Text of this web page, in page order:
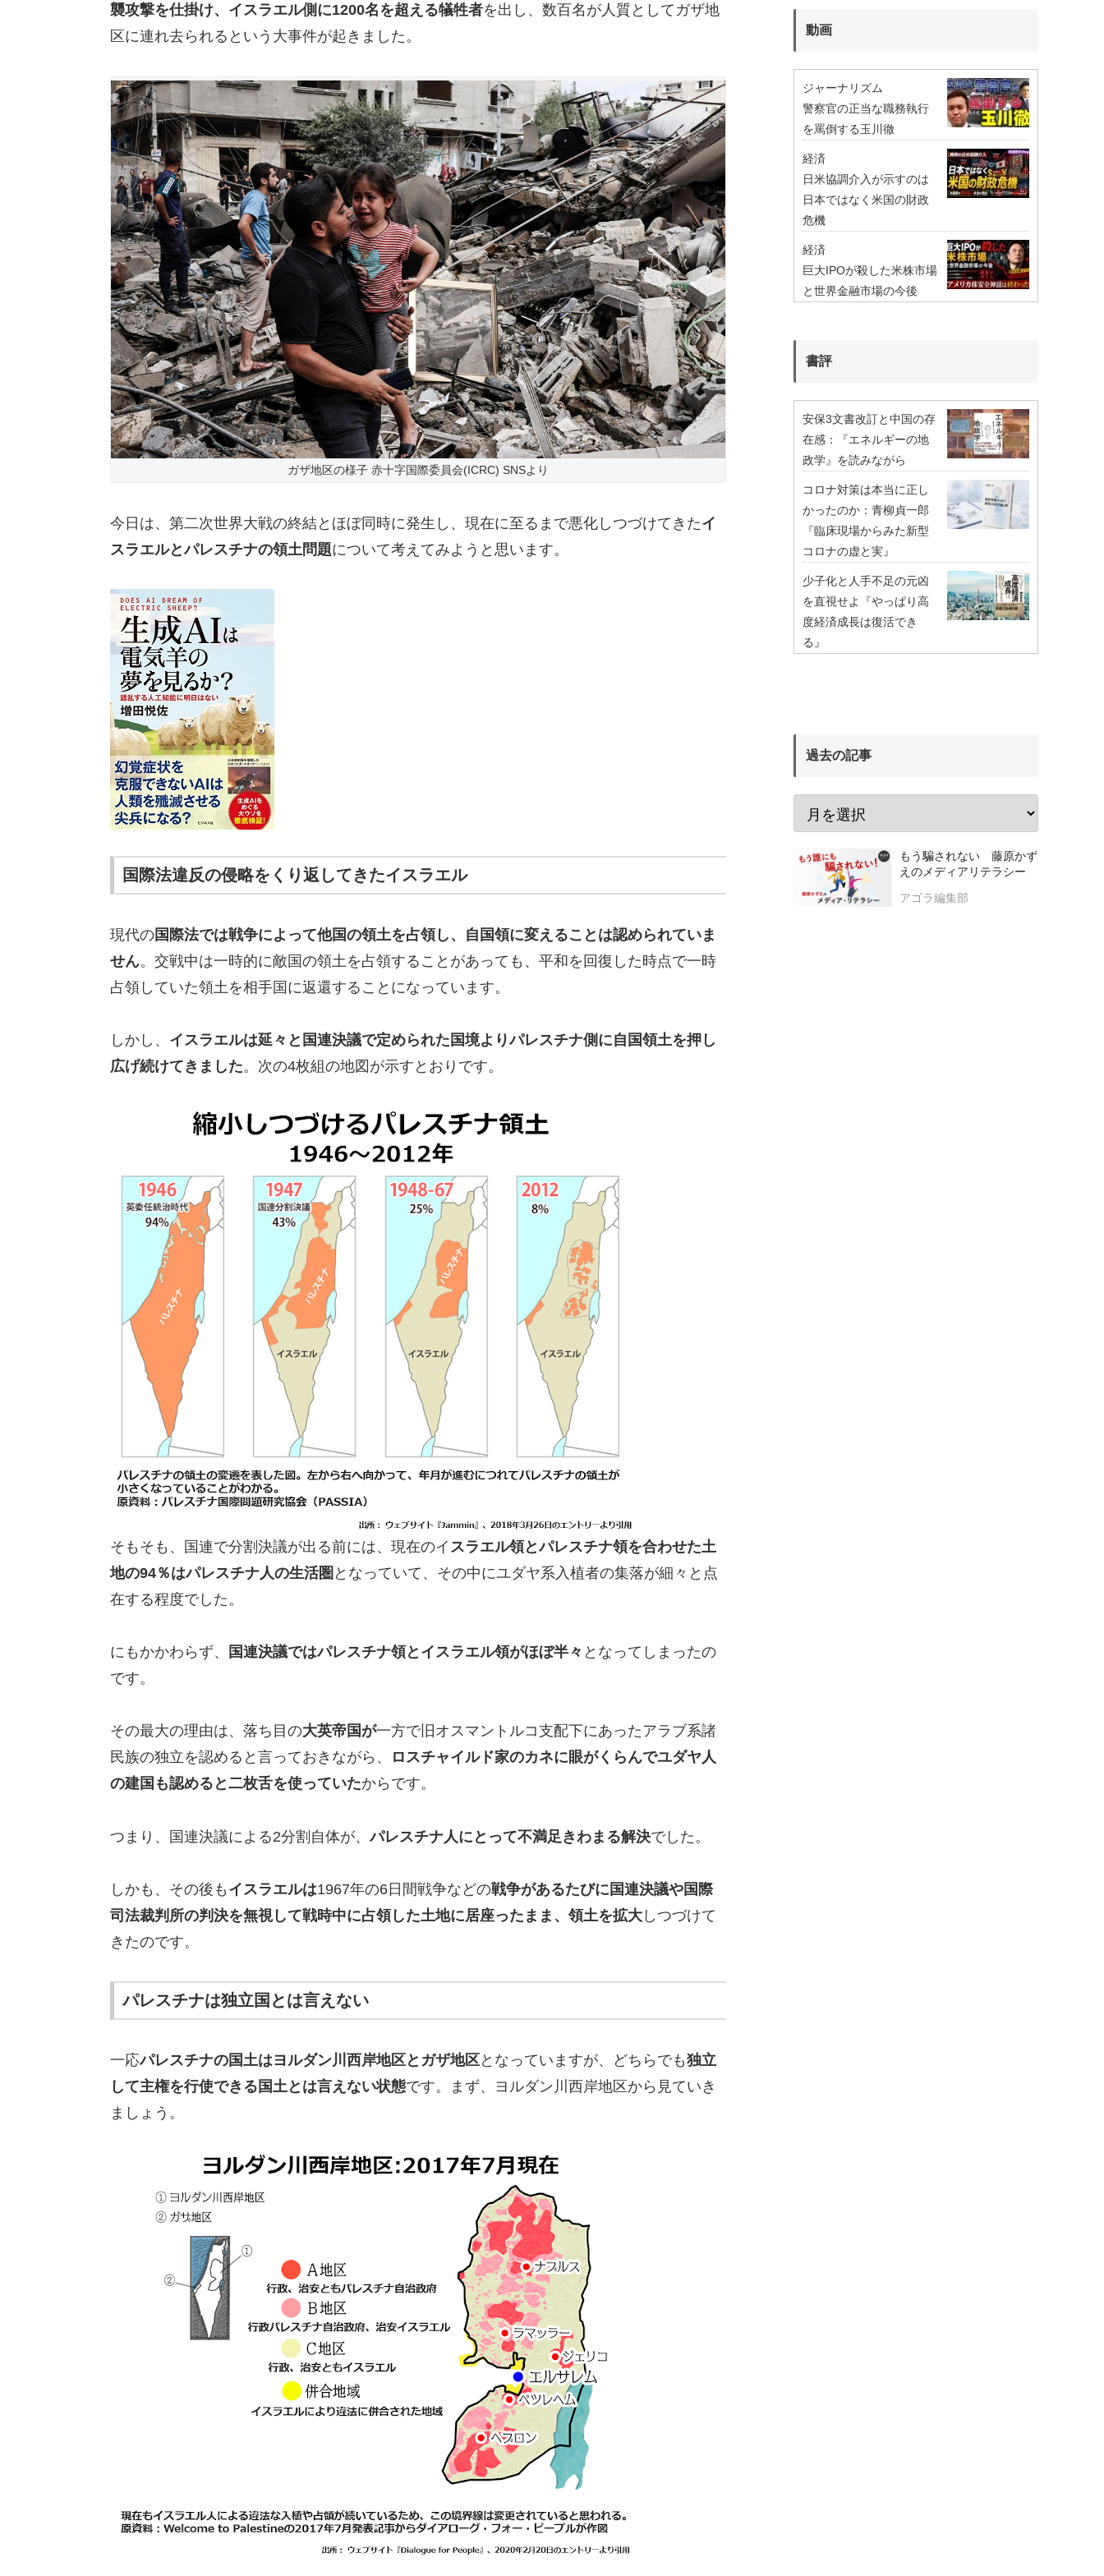
襲攻撃を仕掛け、イスラエル側に1200名を超える犠牲者を出し、数百名が人質としてガザ地
区に連れ去られるという大事件が起きました。
ガザ地区の様子 赤十字国際委員会(ICRC) SNSより
今日は、第二次世界大戦の終結とほぼ同時に発生し、現在に至るまで悪化しつづけてきたイ
スラエルとパレスチナの領土問題について考えてみようと思います。
国際法違反の侵略をくり返してきたイスラエル
現代の国際法では戦争によって他国の領土を占領し、自国領に変えることは認められていま
せん。交戦中は一時的に敵国の領土を占領することがあっても、平和を回復した時点で一時
占領していた領土を相手国に返還することになっています。
しかし、 イスラエルは延々と国連決議で定められた国境よりパレスチナ側に自国領土を押し
広げ続けてきました。次の4枚組の地図が示すとおりです。
そもそも、国連で分割決議が出る前には、現在のイ スラエル領とパレスチナ領を合わせた土
地の94％はパレスチナ人の生活圏 となっていて、その中にユダヤ系入植者の集落が細々と点
在する程度でした。
にもかかわらず、 国連決議ではパレスチナ領とイスラエル領がほぼ半々 となってしまったの
です。
その最大の理由は、落ち目の大英帝国が一方で旧オスマントルコ支配下にあったアラブ系諸
民族の独立を認めると言っておきながら、
ロスチャイルド家のカネに眼がくらんでユダヤ人
の建国も認めると二枚舌を使っていたからです。
つまり、国連決議による2分割自体が、パレスチナ人にとって不満足きわまる解決でした。
しかも、その後も イスラエルは1967年の6日間戦争などの戦争があるたびに国連決議や国際
司法裁判所の判決を無視して戦時中に占領した土地に居座ったまま、領土を拡大しつづけて
きたのです。
パレスチナは独立国とは言えない
一応パレスチナの国土はヨルダン川西岸地区とガザ地区となっていますが、どちらでも独立
して主権を行使できる国土とは言えない状態です。まず、ヨルダン川西岸地区から見ていき
ましょう。
動画
ジャーナリズム
警察官の正当な職務執行
を罵倒する玉川徹
経済
日米協調介入が示すのは
日本ではなく米国の財政
危機
経済
巨大IPOが殺した米株市場
と世界金融市場の今後
書評
安保3文書改訂と中国の存
在感：『エネルギーの地
政学』を読みながら
コロナ対策は本当に正し
かったのか：青柳貞一郎
『臨床現場からみた新型
コロナの虚と実』
少子化と人手不足の元凶
を直視せよ『やっぱり高
度経済成長は復活でき
る』
過去の記事
もう騙されない 藤原かず
えのメディアリテラシー
アゴラ編集部